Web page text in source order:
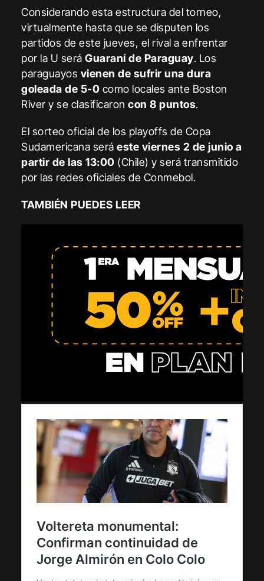
Considerando esta estructura del torneo,
virtualmente hasta que se disputen los
partidos de este jueves, el rival a enfrentar
por la U seráGuaraní de Paraguay. Los
paraguayos vienen de sufrir una dura
goleada de 5-0 como locales ante Boston
River y se clasificaroncon 8 puntos.
El sorteo oficial de los playoffs de Copa
Sudamericana seráeste viernes 2 de junio a
partir de las 13:00 (Chile) y será transmitido
por las redes oficiales de Conmebol.
TAMBIÉN PUEDES LEER